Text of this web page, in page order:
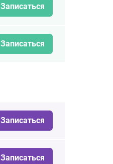
Записаться
Записаться
Записаться
Записаться